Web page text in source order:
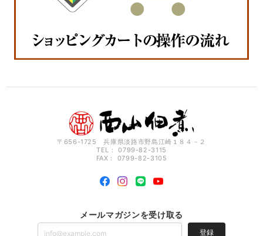
確かな商品を商品を贈らせて頂くために何卒ご了承下さ
い。 ご賞味いただき、ご感想が私どもの活力となります、
これからも精進して製造してまいりますので、どうぞ西山
2022/01/19
淡路島の知人に頂き、本当に美味しかったのでオンラインショップで購
ん、これからもどうぞ西山佃煮をよろしくお願い申し上げ
ます。
〒656-1725 兵庫県淡路市野島江崎１８４－２
TEL： 0799-82-3115
FAX： 0799-82-3105
メールマガジンを受け取る
登録